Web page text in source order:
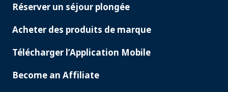
Réserver un séjour plongée
Acheter des produits de marque
Télécharger l’Application Mobile
Become an Affiliate